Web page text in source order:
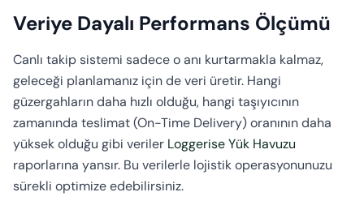
Veriye Dayalı Performans Ölçümü
Canlı takip sistemi sadece o anı kurtarmakla kalmaz,
geleceği planlamanız için de veri üretir. Hangi
güzergahların daha hızlı olduğu, hangi taşıyıcının
zamanında teslimat (On-Time Delivery) oranının daha
yüksek olduğu gibi veriler Loggerise Yük Havuzu
raporlarına yansır. Bu verilerle lojistik operasyonunuzu
sürekli optimize edebilirsiniz.